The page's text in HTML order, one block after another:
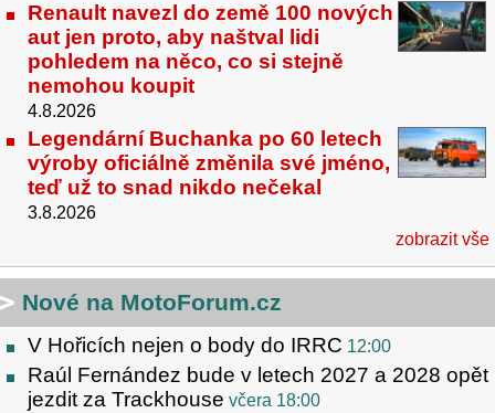
Renault navezl do země 100 nových
aut jen proto, aby naštval lidi
pohledem na něco, co si stejně
nemohou koupit
4.8.2026
Legendární Buchanka po 60 letech
výroby oficiálně změnila své jméno,
teď už to snad nikdo nečekal
3.8.2026
zobrazit vše
Nové na MotoForum.cz
V Hořicích nejen o body do IRRC 12:00
Raúl Fernández bude v letech 2027 a 2028 opět
jezdit za Trackhouse včera 18:00